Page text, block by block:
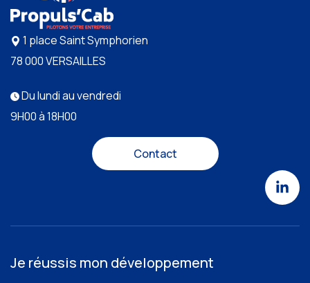
1 place Saint Symphorien
78 000 VERSAILLES
Du lundi au vendredi
9H00 à 18H00
Contact
Je réussis mon développement